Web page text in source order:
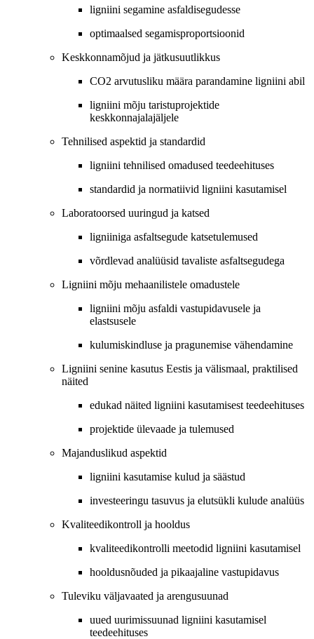
ligniini segamine asfaldisegudesse
optimaalsed segamisproportsioonid
Keskkonnamõjud ja jätkusuutlikkus
CO2 arvutusliku määra parandamine ligniini abil
ligniini mõju taristuprojektide
keskkonnajalajäljele
Tehnilised aspektid ja standardid
ligniini tehnilised omadused teedeehituses
standardid ja normatiivid ligniini kasutamisel
Laboratoorsed uuringud ja katsed
ligniiniga asfaltsegude katsetulemused
võrdlevad analüüsid tavaliste asfaltsegudega
Ligniini mõju mehaanilistele omadustele
ligniini mõju asfaldi vastupidavusele ja
elastsusele
kulumiskindluse ja pragunemise vähendamine
Ligniini senine kasutus Eestis ja välismaal, praktilised
näited
edukad näited ligniini kasutamisest teedeehituses
projektide ülevaade ja tulemused
Majanduslikud aspektid
ligniini kasutamise kulud ja säästud
investeeringu tasuvus ja elutsükli kulude analüüs
Kvaliteedikontroll ja hooldus
kvaliteedikontrolli meetodid ligniini kasutamisel
hooldusnõuded ja pikaajaline vastupidavus
Tuleviku väljavaated ja arengusuunad
uued uurimissuunad ligniini kasutamisel
teedeehituses